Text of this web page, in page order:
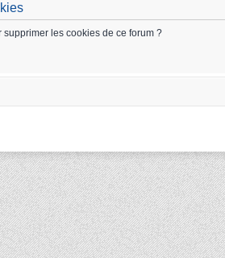
supprimer les cookies de ce forum ?